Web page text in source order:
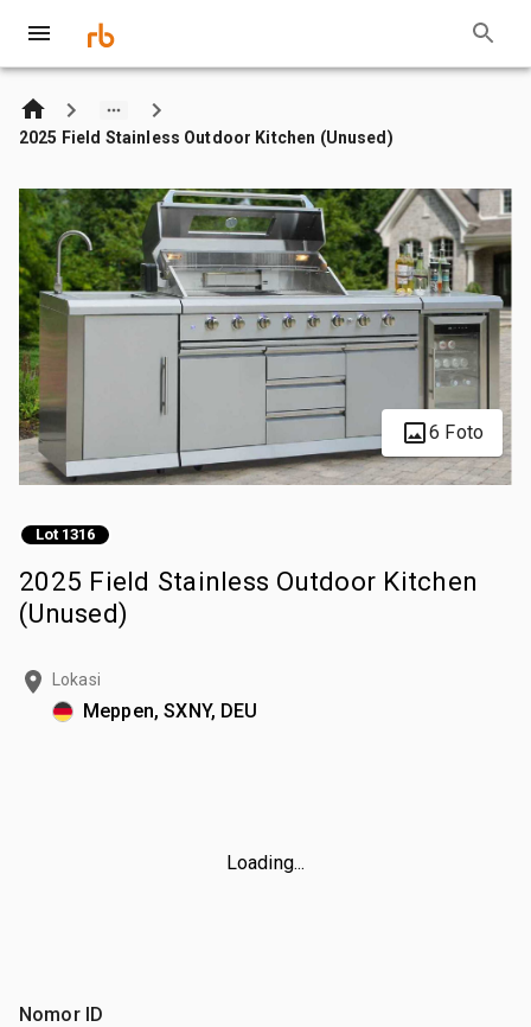
2025 Field Stainless Outdoor Kitchen (Unused)
6 Foto
Lot 1316
2025 Field Stainless Outdoor Kitchen
(Unused)
Lokasi
Meppen, SXNY, DEU
Loading...
Nomor ID